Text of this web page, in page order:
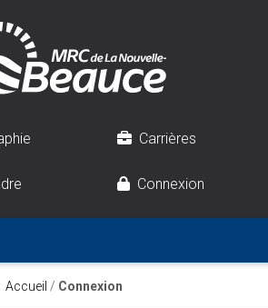
Carrières
Connexion
Accueil / Connexion